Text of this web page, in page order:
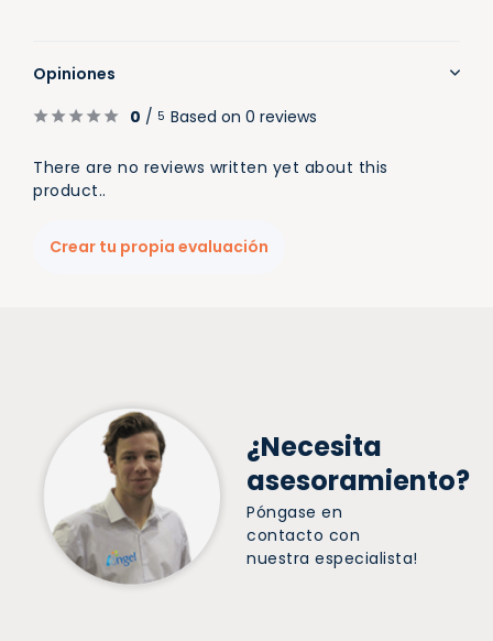
Opiniones
0 / 5 Based on 0 reviews
There are no reviews written yet about this
product..
Crear tu propia evaluación
¿Necesita
asesoramiento?
Póngase en
contacto con
nuestra especialista!